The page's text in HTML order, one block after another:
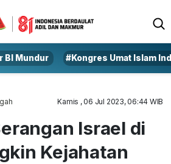
BI Mundur #Kongres Umat Islam
Kamis , 06 Jul 2023, 06:44 WIB
Israel di
Kejahatan